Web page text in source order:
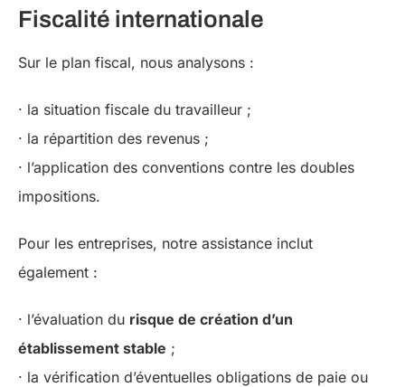
Fiscalité internationale
Sur le plan fiscal, nous analysons :
· la situation fiscale du travailleur ;
· la répartition des revenus ;
· l’application des conventions contre les doubles
impositions.
Pour les entreprises, notre assistance inclut
également :
· l’évaluation du risque de création d’un
établissement stable ;
· la vérification d’éventuelles obligations de paie ou